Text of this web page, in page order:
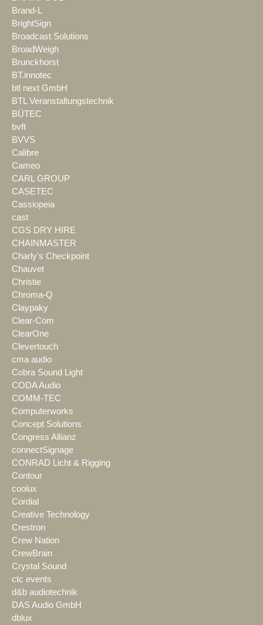
Brand-L
BrightSign
Broadcast Solutions
BroadWeigh
Brunckhorst
BT.innotec
btl next GmbH
BTL Veranstaltungstechnik
BÜTEC
bvft
BVVS
Calibre
Cameo
CARL GROUP
CASETEC
Cassiopeia
cast
CGS DRY HIRE
CHAINMASTER
Charly's Checkpoint
Chauvet
Christie
Chroma-Q
Claypaky
Clear-Com
ClearOne
Clevertouch
cma audio
Cobra Sound Light
CODA Audio
COMM-TEC
Computerworks
Concept Solutions
Congress Allianz
connectSignage
CONRAD Licht & Rigging
Contour
coolux
Cordial
Creative Technology
Crestron
Crew Nation
CrewBrain
Crystal Sound
ctc events
d&b audiotechnik
DAS Audio GmbH
dblux